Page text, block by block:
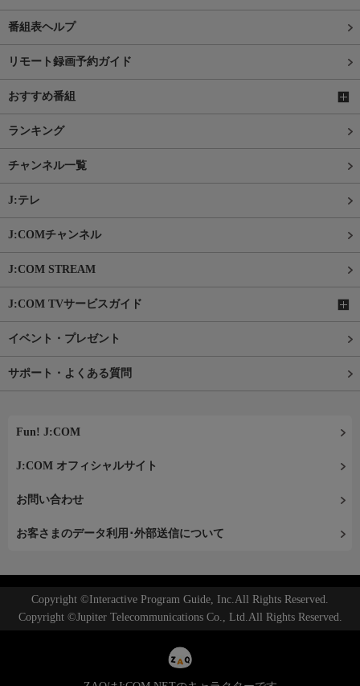
番組表ヘルプ
リモート録画予約ガイド
おすすめ番組
ランキング
チャンネル一覧
J:テレ
J:COMチャンネル
J:COM STREAM
J:COM TVサービスガイド
イベント・プレゼント
サポート・よくある質問
Fun! J:COM
J:COM オフィシャルサイト
お問い合わせ
お客さまのデータ利用･外部送信について
Copyright ©Interactive Program Guide, Inc.All Rights Reserved.
Copyright ©Jupiter Telecommunications Co., Ltd.All Rights Reserved.